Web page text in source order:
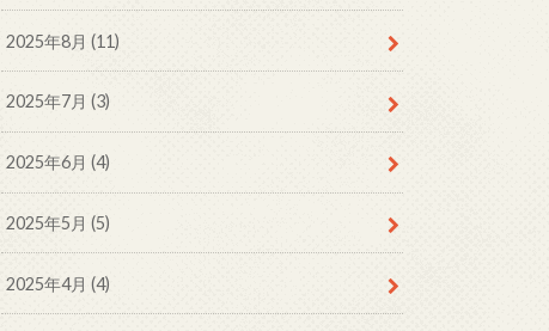
2025年8月 (11)
2025年7月 (3)
2025年6月 (4)
2025年5月 (5)
2025年4月 (4)